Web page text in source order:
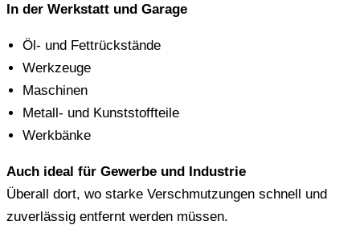
In der Werkstatt und Garage
Öl- und Fettrückstände
Werkzeuge
Maschinen
Metall- und Kunststoffteile
Werkbänke
Auch ideal für Gewerbe und Industrie
Überall dort, wo starke Verschmutzungen schnell und
zuverlässig entfernt werden müssen.